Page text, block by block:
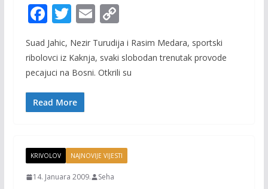
F
ac
e
b
o
o
T
itt
er
E
ai
l
C
p
y
Suad Jahic, Nezir Turudija i Rasim Medara, sportski
ribolovci iz Kaknja, svaki slobodan trenutak provode
pecajuci na Bosni. Otkrili su
Read More
KRIVOLOV NAJNOVIJE VIJESTI
14. Januara 2009. Seha